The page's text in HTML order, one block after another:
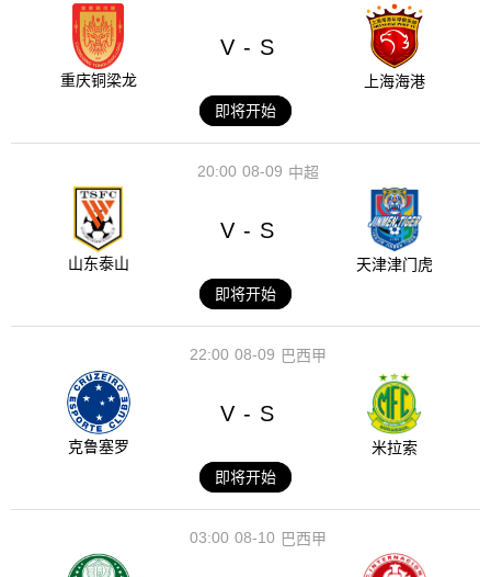
重庆铜梁龙
V - S
上海海港
即将开始
08-09
20:00 中超
山东泰山
V - S
天津津门虎
即将开始
08-09
22:00 巴西甲
克鲁塞罗
V - S
米拉索
即将开始
08-10
03:00 巴西甲